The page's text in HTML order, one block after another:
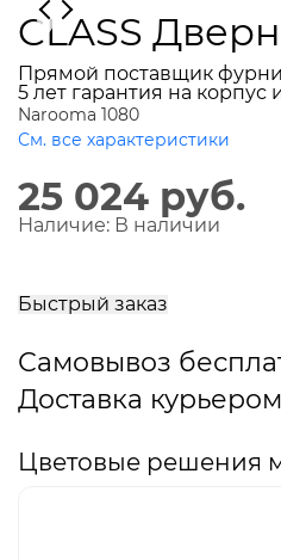
CLASS
Прямой поставщик
5 лет гарантия на корпус
Narooma 1080
См. все характеристики
25 024 руб.
Наличие: В наличии
Быстрый заказ
Самовывоз
Доставка
Цветовые решения